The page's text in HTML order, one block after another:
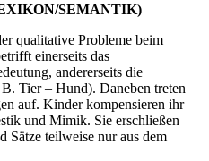
SEMANTIK)
qualitative Probleme beim
einerseits das
andererseits die
Tier – Hund). Daneben treten
auf. Kinder kompensieren ihr
und Mimik. Sie erschließen
Sätze teilweise nur aus dem